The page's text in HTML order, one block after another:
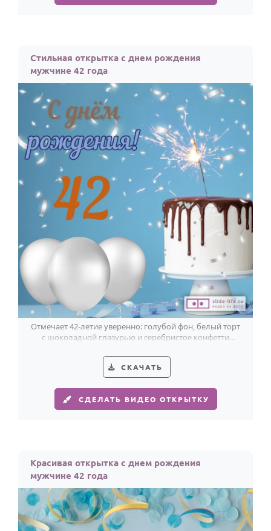
Стильная открытка с днем рождения
мужчине 42 года
Отмечает 42-летие уверенно: голубой фон, белый торт
с шоколадной глазурью и серебристое конфетти
СКАЧАТЬ
СДЕЛАТЬ ВИДЕО ОТКРЫТКУ
Красивая открытка с днем рождения
мужчине 42 года